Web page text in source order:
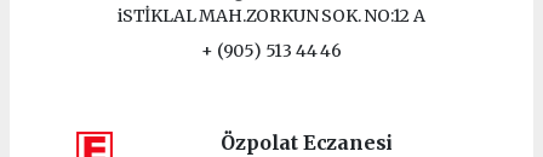
iSTİKLAL MAH.ZORKUN SOK. NO:12 A
+ (905) 513 44 46
Özpolat Eczanesi